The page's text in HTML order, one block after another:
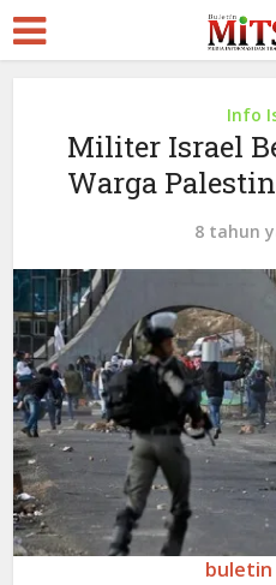
Info
Militer Israel
Warga
8 tahun
buletin